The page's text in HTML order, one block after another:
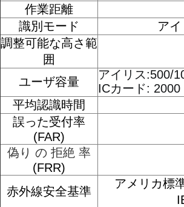
作業距離
識別モード
ア
調整可能な高さ範
囲
ユーザ容量
アイリス:500/
ICカード: 2000
平均認識時間
誤った受付率
(FAR)
偽り の 拒絶 率
(FRR)
赤外線安全基準
アメリカ標